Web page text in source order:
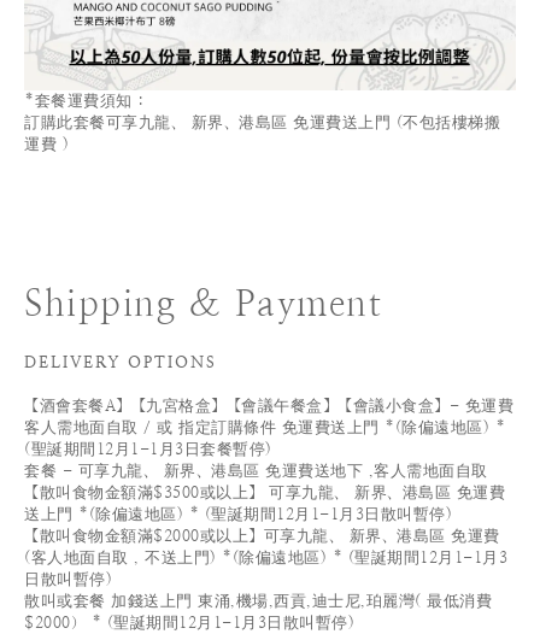
*套餐運費須知 :
訂購此套餐可享九龍、 新界、港島區 免運費送上門 (不包括樓梯搬
運費 )
Shipping & Payment
DELIVERY OPTIONS
【酒會套餐A】【九宮格盒】【會議午餐盒】【會議小食盒】- 免運費
客人需地面自取 / 或 指定訂購條件 免運費送上門 *(除偏遠地區) *
(聖誕期間12月1-1月3日套餐暫停)
套餐 - 可享九龍、 新界、港島區 免運費送地下 ,客人需地面自取
【散叫食物金額滿$3500或以上】 可享九龍、 新界、港島區 免運費
送上門 *(除偏遠地區) * (聖誕期間12月1-1月3日散叫暫停)
【散叫食物金額滿$2000或以上】可享九龍、 新界、港島區 免運費
(客人地面自取 , 不送上門) *(除偏遠地區) * (聖誕期間12月1-1月3
日散叫暫停)
散叫或套餐 加錢送上門 東涌,機場,西貢,迪士尼,珀麗灣( 最低消費
$2000） * (聖誕期間12月1-1月3日散叫暫停)